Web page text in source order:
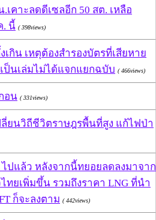
คาะลดดีเซลอีก 50 สต. เหลือ
. นี้ ( 398views)
กิน เหตุต้องสำรองบัตรที่เสียหาย
ป็นเล่มไม่ได้แจกแยกฉบับ ( 466views)
อน ( 331views)
ลี่ยนวิถีชีวิตราษฎรพื้นที่สูง แก้ไฟป่า
ปแล้ว หลังจากนี้ทยอยลดลงมาจาก
ทยเพิ่มขึ้น รวมถึงราคา LNG ที่นำ
ก็จะลงตาม ( 442views)